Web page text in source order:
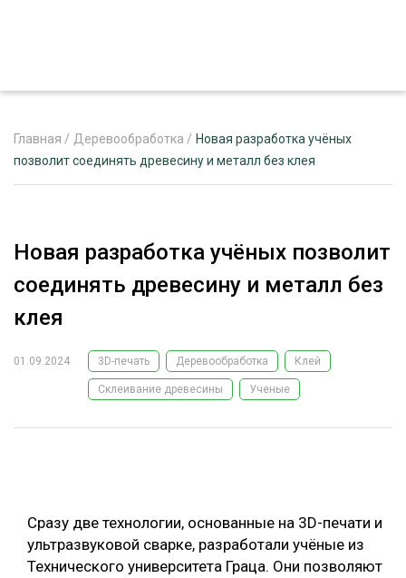
РЕКЛАМОДАТЕЛЯМ
ЛЕСНОЕ ХОЗЯЙСТВО
ЛЕСОЗАГОТОВКА
ОБРАБОТКА ДРЕВЕСИНЫ
ЛЕСОВОССТАНОВЛЕНИЕ И ЗАЩИТА
ЛОГИСТИКА
ТЕМАТИЧЕСКИЕ ПРОЕКТЫ
ЭКСПЕРТНОЕ МНЕНИЕ
Главная / Деревообработка / Новая разработка учёных
позволит соединять древесину и металл без клея
Новая разработка учёных позволит
соединять древесину и металл без
клея
01.09.2024 3D-печать Деревообработка Клей
Склеивание древесины Ученые
Сразу две технологии, основанные на 3D-печати и
ультразвуковой сварке, разработали учёные из
Технического университета Граца. Они позволяют